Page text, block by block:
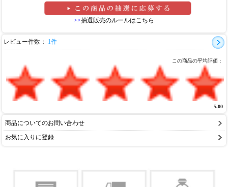
>>抽選販売のルールはこちら
レビュー件数： 1件
この商品の平均評価：
5.00
商品についてのお問い合わせ
お気に入りに登録